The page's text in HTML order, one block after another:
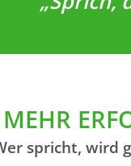
MEHR
spricht, wird